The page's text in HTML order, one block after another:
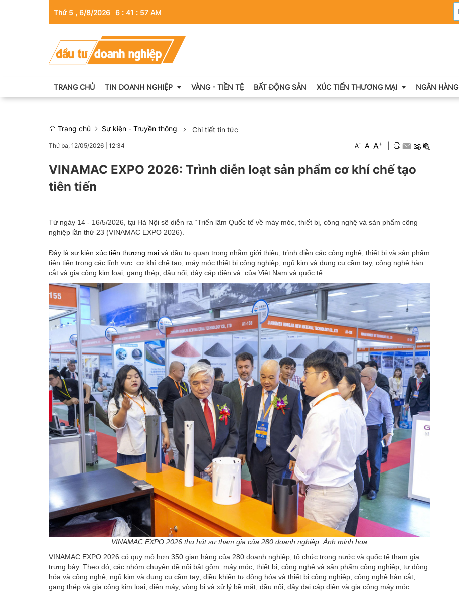
Thứ 5 , 6/8/2026 6 : 41 : 58 AM
TRANG CHỦ TIN DOANH NGHIỆP
Thông tin doanh nghiệp
Kinh tế tài chính
VÀNG - TIỀN TỆ BẤT ĐỘNG SẢN XÚC TIẾN THƯƠNG MẠI
Hội chợ triển lãm
NGÂN HÀNG
Trang chủ Sự kiện - Truyền thông Chi tiết tin tức
Thứ ba, 12/05/2026 12:34 A- A A+
VINAMAC EXPO 2026: Trình diễn loạt sản phẩm cơ khí chế tạo
tiên tiến
Từ ngày 14 - 16/5/2026, tại Hà Nội sẽ diễn ra “Triển lãm Quốc tế về máy móc, thiết bị, công nghệ và sản phẩm công
nghiệp lần thứ 23 (VINAMAC EXPO 2026).
Đây là sự kiện xúc tiến thương mại và đầu tư quan trọng nhằm giới thiệu, trình diễn các công nghệ, thiết bị và sản phẩm
tiên tiến trong các lĩnh vực: cơ khí chế tạo, máy móc thiết bị công nghiệp, ngũ kim và dụng cụ cầm tay, công nghệ hàn
cắt và gia công kim loại, gang thép, đầu nối, dây cáp điện và của Việt Nam và quốc tế.
VINAMAC EXPO 2026 thu hút sự tham gia của 280 doanh nghiệp. Ảnh minh họa
VINAMAC EXPO 2026 có quy mô hơn 350 gian hàng của 280 doanh nghiệp, tổ chức trong nước và quốc tế tham gia
trưng bày. Theo đó, các nhóm chuyên đề nổi bật gồm: máy móc, thiết bị, công nghệ và sản phẩm công nghiệp; tự động
hóa và công nghệ; ngũ kim và dụng cụ cầm tay; điều khiển tự động hóa và thiết bị công nghiệp; công nghệ hàn cắt,
gang thép và gia công kim loại; điện máy, vòng bi và xử lý bề mặt; đầu nối, dây đai cáp điện và gia công máy móc.